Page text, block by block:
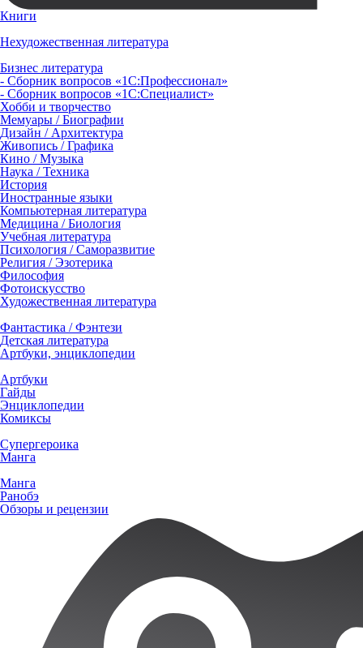
Книги
Нехудожественная литература
Бизнес литература
- Сборник вопросов «1С:Профессионал»
- Сборник вопросов «1С:Специалист»
Хобби и творчество
Мемуары / Биографии
Дизайн / Архитектура
Живопись / Графика
Кино / Музыка
Наука / Техника
История
Иностранные языки
Компьютерная литература
Медицина / Биология
Учебная литература
Психология / Саморазвитие
Религия / Эзотерика
Философия
Фотоискусство
Художественная литература
Фантастика / Фэнтези
Детская литература
Артбуки, энциклопедии
Артбуки
Гайды
Энциклопедии
Комиксы
Супергероика
Манга
Манга
Ранобэ
Обзоры и рецензии